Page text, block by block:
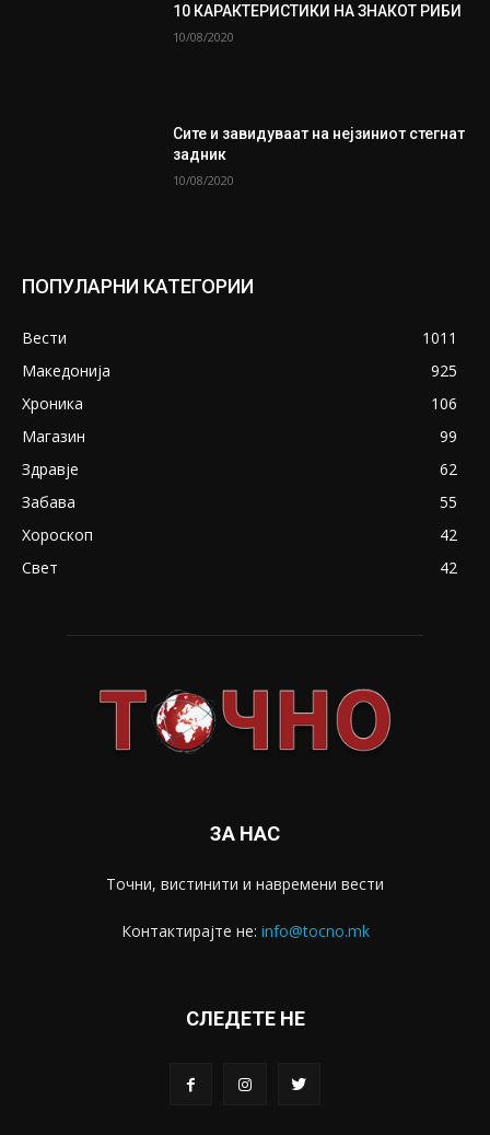
10 КАРАКТЕРИСТИКИ НА ЗНАКОТ РИБИ
10/08/2020
Сите и завидуваат на нејзиниот стегнат
задник
10/08/2020
ПОПУЛАРНИ КАТЕГОРИИ
Вести
1011
Македонија
925
Хроника
106
Магазин
99
Здравје
62
Забава
55
Хороскоп
42
Свет
42
ЗА НАС
Точни, вистинити и навремени вести
Контактирајте не: info@tocno.mk
СЛЕДЕТЕ НЕ